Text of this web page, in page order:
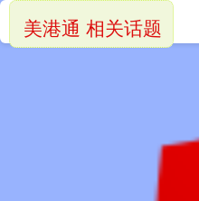
美港通 相关话题